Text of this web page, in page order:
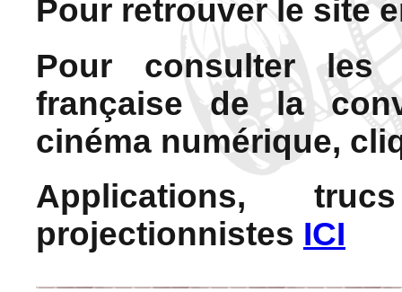
Pour retrouver le site
Pour consulter
française de la
cinéma numérique,
Applications,
projectionnistes ICI